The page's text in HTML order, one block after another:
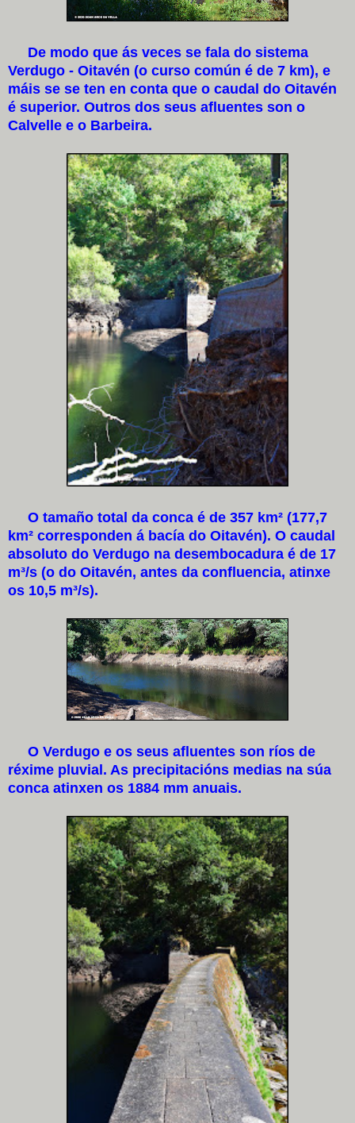
De modo que ás veces se fala do sistema
Verdugo - Oitavén (o curso común é de 7 km), e
máis se se ten en conta que o caudal do Oitavén
é superior. Outros dos seus afluentes son o
Calvelle e o Barbeira.
O tamaño total da conca é de 357 km² (177,7
km² corresponden á bacía do Oitavén). O caudal
absoluto do Verdugo na desembocadura é de 17
m³/s (o do Oitavén, antes da confluencia, atinxe
os 10,5 m³/s).
O Verdugo e os seus afluentes son ríos de
réxime pluvial. As precipitacións medias na súa
conca atinxen os 1884 mm anuais.